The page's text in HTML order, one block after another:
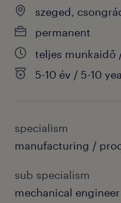
szeged,
permanent
teljes munkaidő
5-10 év / 5-10
specialism
manufacturing /
sub specialism
mechanical engineer